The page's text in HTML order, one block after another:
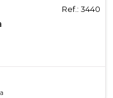
Ref.: 3440